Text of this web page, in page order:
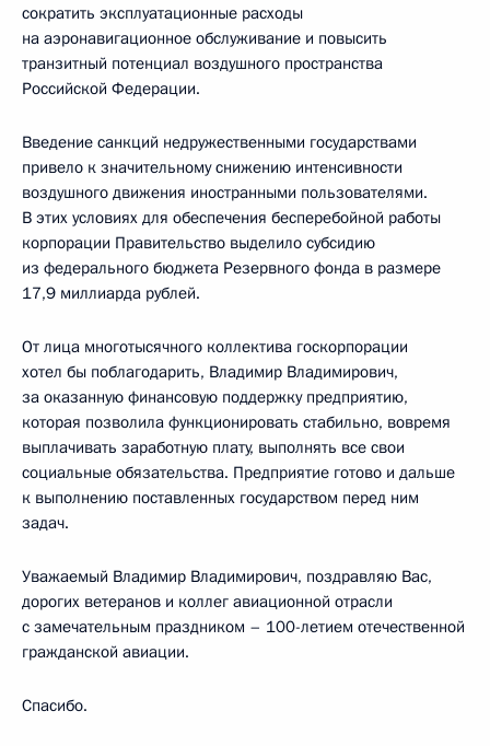
сократить эксплуатационные расходы
на аэронавигационное обслуживание и повысить
транзитный потенциал воздушного пространства
Российской Федерации.
Введение санкций недружественными государствами
привело к значительному снижению интенсивности
воздушного движения иностранными пользователями.
В этих условиях для обеспечения бесперебойной работы
корпорации Правительство выделило субсидию
из федерального бюджета Резервного фонда в размере
17,9 миллиарда рублей.
От лица многотысячного коллектива госкорпорации
хотел бы поблагодарить, Владимир Владимирович,
за оказанную финансовую поддержку предприятию,
которая позволила функционировать стабильно, вовремя
выплачивать заработную плату, выполнять все свои
социальные обязательства. Предприятие готово и дальше
к выполнению поставленных государством перед ним
задач.
Уважаемый Владимир Владимирович, поздравляю Вас,
дорогих ветеранов и коллег авиационной отрасли
с замечательным праздником – 100-летием отечественной
гражданской авиации.
Спасибо.